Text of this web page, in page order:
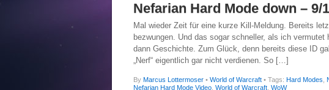
Nefarian Hard Mode down –
Mal wieder Zeit für eine kurze Kill-Meldung. Bereits
bezwungen. Und das sogar schneller, als ich
dann Geschichte. Zum Glück, denn bereits diese ID
„Nerf“ eigentlich gar nicht verdienen. So […]
By Marcus Lottermoser • World of Warcraft • Tags: Hard Modes
Nefarian Hard Mode Video World of Warcraft WoW